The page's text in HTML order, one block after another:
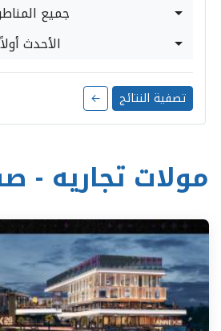
جميع
الأحدث أولاً
← تصفية النتائج
مولات تجاريه -